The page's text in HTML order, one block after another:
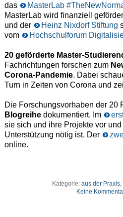
das
MasterLab
MasterLab wird finanziell
und der
Heinz Nixdorf Stiftung
vom
Hochschulforum
20 geförderte Master-
Fachrichtungen forschen zum
Corona-Pandemie. Dabei
Turn in Zeiten von Corona und
Die Forschungsvorhaben der 20
Blogreihedokumentiert. Im
sie sich und ihre Projekte vor
Unterstützung nötig ist. Der
online.
Kategorie:aus der Praxis
Keine